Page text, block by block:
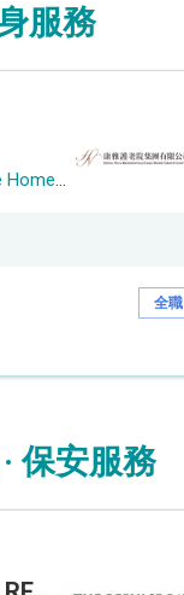
服務
Hong Nga Residential Care Home Group Limited
全職
保安服務